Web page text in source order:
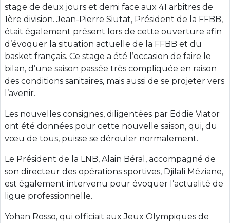
stage de deux jours et demi face aux 41 arbitres de
1ère division. Jean-Pierre Siutat, Président de la FFBB,
était également présent lors de cette ouverture afin
d’évoquer la situation actuelle de la FFBB et du
basket français. Ce stage a été l’occasion de faire le
bilan, d’une saison passée très compliquée en raison
des conditions sanitaires, mais aussi de se projeter vers
l’avenir.
Les nouvelles consignes, diligentées par Eddie Viator
ont été données pour cette nouvelle saison, qui, du
vœu de tous, puisse se dérouler normalement.
Le Président de la LNB, Alain Béral, accompagné de
son directeur des opérations sportives, Djilali Méziane,
est également intervenu pour évoquer l’actualité de
ligue professionnelle.
Yohan Rosso, qui officiait aux Jeux Olympiques de